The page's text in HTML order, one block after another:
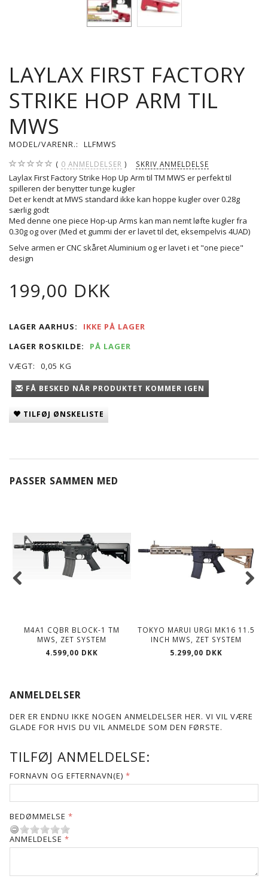
LAYLAX FIRST FACTORY
STRIKE HOP ARM TIL
MWS
MODEL/VARENR.: LLFMWS
0 ANMELDELSER SKRIV ANMELDELSE
Laylax First Factory Strike Hop Up Arm til TM MWS er perfekt til
spilleren der benytter tunge kugler
Det er kendt at MWS standard ikke kan hoppe kugler over 0.28g
særlig godt
Med denne one piece Hop-up Arms kan man nemt løfte kugler fra
0.30g og over (Med et gummi der er lavet til det, eksempelvis 4UAD)
Selve armen er CNC skåret Aluminium og er lavet i et "one piece"
design
199,00 DKK
LAGER AARHUS:
IKKE PÅ LAGER
LAGER ROSKILDE:
PÅ LAGER
VÆGT:
0,05 KG
FÅ BESKED NÅR PRODUKTET KOMMER IGEN
TILFØJ ØNSKELISTE
PASSER SAMMEN MED
M4A1 CQBR BLOCK-1 TM
MWS, ZET SYSTEM
4.599,00 DKK
TOKYO MARUI URGI MK16 11.5
INCH MWS, ZET SYSTEM
5.299,00 DKK
ANMELDELSER
DER ER ENDNU IKKE NOGEN ANMELDELSER HER. VI VIL VÆRE
GLADE FOR HVIS DU VIL ANMELDE SOM DEN FØRSTE.
TILFØJ ANMELDELSE:
FORNAVN OG EFTERNAVN(E)
BEDØMMELSE
ANMELDELSE